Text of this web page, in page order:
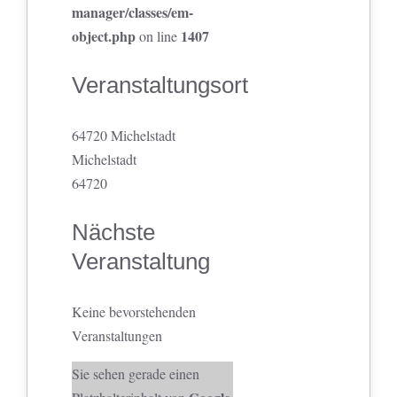
manager/classes/em-
object.phpon line 1407
Veranstaltungsort
64720 Michelstadt
Michelstadt
64720
Nächste
Veranstaltung
Keine bevorstehenden
Veranstaltungen
Sie sehen gerade einen